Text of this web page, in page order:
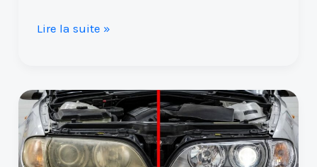
Lire la suite »
Comment
restaurer
la
transparence